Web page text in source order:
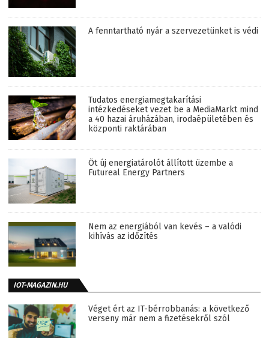
A fenntartható nyár a szervezetünket is védi
Tudatos energiamegtakarítási
intézkedéseket vezet be a MediaMarkt mind
a 40 hazai áruházában, irodaépületében és
központi raktárában
Öt új energiatárolót állított üzembe a
Futureal Energy Partners
Nem az energiából van kevés – a valódi
kihívás az időzítés
IOT-MAGAZIN.HU
Véget ért az IT-bérrobbanás: a következő
verseny már nem a fizetésekről szól